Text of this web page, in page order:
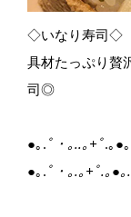
◇いなり寿司◇
具材たっぷり贅
司◎
●｡. ﾟ・｡..｡+ﾟ.｡●
●｡. ﾟ・｡.｡+ﾟ.｡●｡.